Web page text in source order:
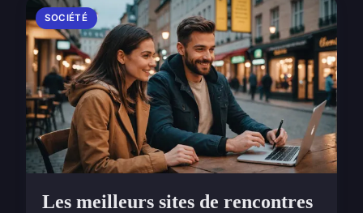
SOCIÉTÉ
Les meilleurs sites de rencontres